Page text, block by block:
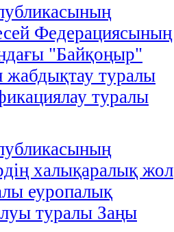
Федерациясының
"Байқоңыр"
жабдықтау туралы
туралы
халықаралық жол
еуропалық
туралы Заңы